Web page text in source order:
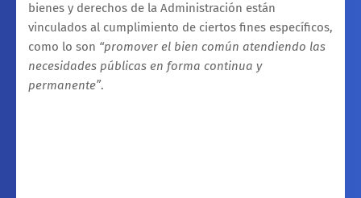
bienes y derechos de la Administración están
vinculados al cumplimiento de ciertos fines específicos,
como lo son “promover el bien común atendiendo las
necesidades públicas en forma continua y
permanente”.